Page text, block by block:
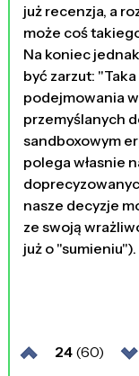
już recenzja, a
może coś
Na koniec
być zarzut:
podejmowania
przemyślanych
sandboxowym
polega własnie
nasze decyzje
ze swoją
już o "sumieniu").
24(60)